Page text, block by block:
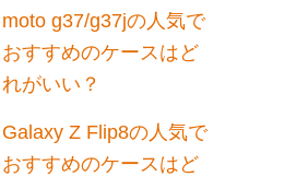
moto g37/g37jの人気で
おすすめのケースはど
れがいい？
Galaxy Z Flip8の人気で
おすすめのケースはど